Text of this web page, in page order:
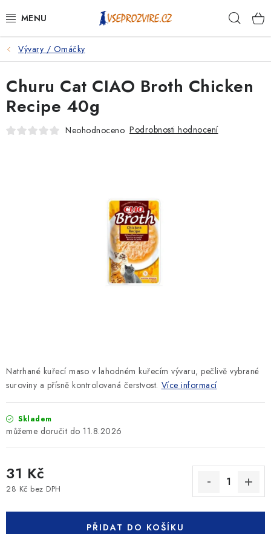
na
PSI
KOČKY
KONĚ
KRÁLÍCI/HLODAVCI/PTÁCI
Vývary / Omáčky
Natrhané kuřecí maso v lahodném kuřecím vývaru, pečlivě vybrané
suroviny a přísně kontrolovaná čerstvost. Více informací
Skladem
11.8.2026
31 Kč
28 Kč bez DPH
PŘIDAT DO KOŠÍKU
Churu Cat CIAO Broth Chicken
Recipe 40g
Neohodnoceno Podrobnosti hodnocení